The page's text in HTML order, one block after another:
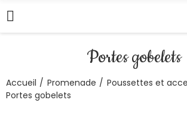
Portes gobelets
Accueil Promenade
Poussettes et
Portes gobelets